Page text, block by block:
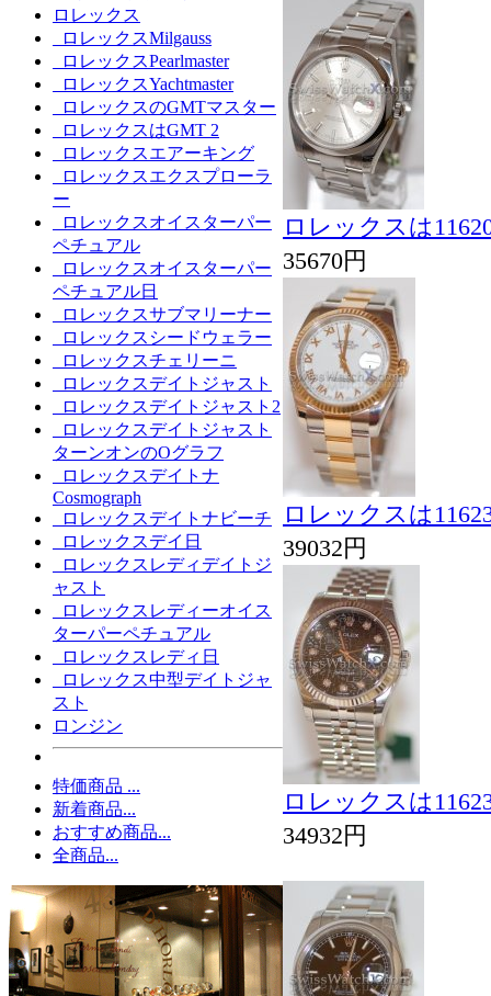
ロレックス
ロレックスMilgauss
ロレックスPearlmaster
ロレックスYachtmaster
ロレックスのGMTマスター
ロレックスはGMT 2
ロレックスエアーキング
ロレックスエクスプローラ
ー
ロレックスオイスターパー
ペチュアル
ロレックスオイスターパー
ペチュアル日
ロレックスサブマリーナー
ロレックスシードウェラー
ロレックスチェリーニ
ロレックスデイトジャスト
ロレックスデイトジャスト2
ロレックスデイトジャスト
ターンオンのOグラフ
ロレックスデイトナ
Cosmograph
ロレックスデイトナビーチ
ロレックスデイ日
ロレックスレディデイトジ
ャスト
ロレックスレディーオイス
ターパーペチュアル
ロレックスレディ日
ロレックス中型デイトジャ
スト
ロンジン
特価商品 ...
新着商品...
おすすめ商品...
全商品...
ロレックスは
35670円
ロレックスは
39032円
ロレックスは
34932円